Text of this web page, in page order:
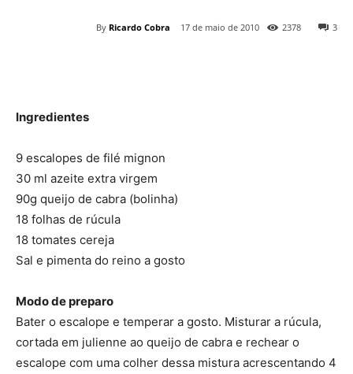
By Ricardo Cobra 17 de maio de 2010 3
2378
Ingredientes
9 escalopes de filé mignon
30 ml azeite extra virgem
90g queijo de cabra (bolinha)
18 folhas de rúcula
18 tomates cereja
Sal e pimenta do reino a gosto
Modo de preparo
Bater o escalope e temperar a gosto. Misturar a rúcula,
cortada em julienne ao queijo de cabra e rechear o
escalope com uma colher dessa mistura acrescentando 4